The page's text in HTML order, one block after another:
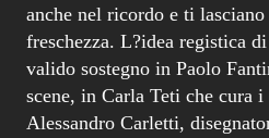
anche nel ricordo e ti lasciano
freschezza. L?idea registica
valido sostegno in Paolo
scene, in Carla Teti che cura
Alessandro Carletti,